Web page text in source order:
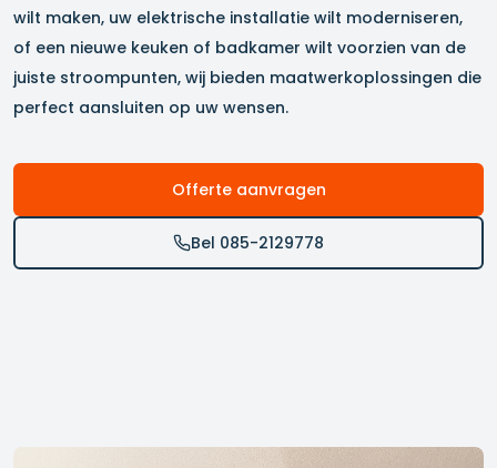
wilt maken, uw elektrische installatie wilt moderniseren,
of een nieuwe keuken of badkamer wilt voorzien van de
juiste stroompunten, wij bieden maatwerkoplossingen die
perfect aansluiten op uw wensen.
Offerte aanvragen
Bel 085-2129778